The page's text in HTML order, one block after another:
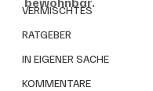
VERMISCHTES
RATGEBER
IN EIGENER SACHE
KOMMENTARE